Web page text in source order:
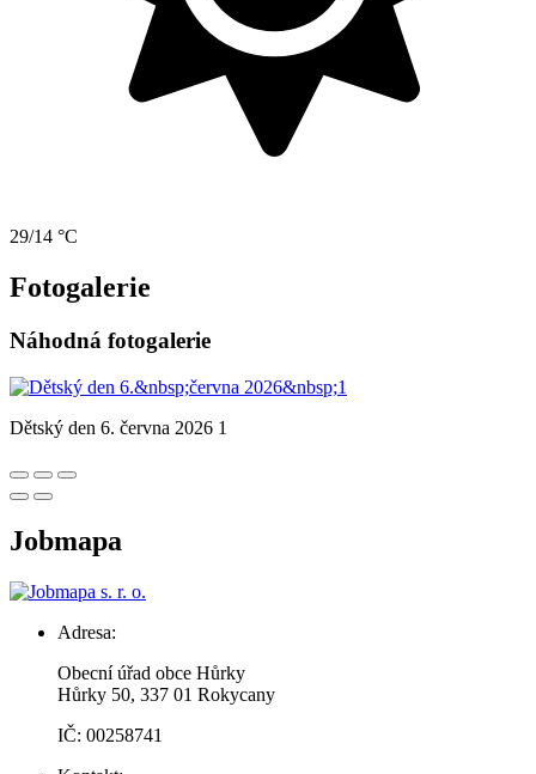
29/14 °C
Fotogalerie
Náhodná fotogalerie
Dětský den 6. června 2026 1
Jobmapa
Adresa:
Obecní úřad obce Hůrky
Hůrky 50, 337 01 Rokycany
IČ: 00258741